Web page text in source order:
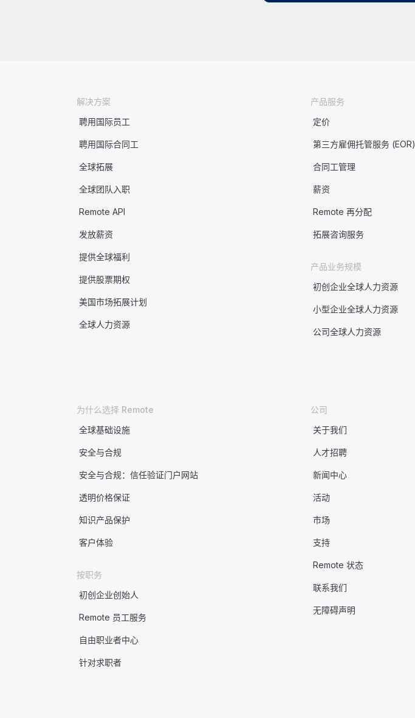
解决方案
聘用国际员工
聘用国际合同工
全球拓展
全球团队入职
Remote API
发放薪资
提供全球福利
提供股票期权
美国市场拓展计划
全球人力资源
产品服务
定价
第三方雇佣托管服务 (EOR)
合同工管理
薪资
Remote 再分配
拓展咨询服务
产品业务规模
初创企业全球人力资源
小型企业全球人力资源
公司全球人力资源
为什么选择 Remote
全球基础设施
安全与合规
安全与合规：信任验证门户网站
透明价格保证
知识产品保护
客户体验
按职务
初创企业创始人
Remote 员工服务
自由职业者中心
针对求职者
公司
关于我们
人才招聘
新闻中心
活动
市场
支持
Remote 状态
联系我们
无障碍声明